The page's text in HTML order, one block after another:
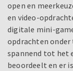
open en
en video-
digitale mini-
opdrachten
spannend tot het
beoordeelt en er